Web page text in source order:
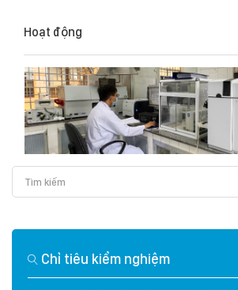
Hoạt động
Chỉ tiêu kiểm nghiệm